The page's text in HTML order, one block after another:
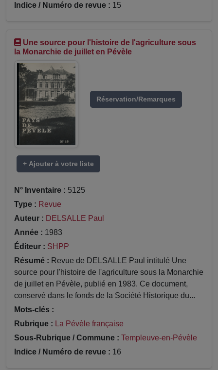
Indice / Numéro de revue : 15
Une source pour l'histoire de l'agriculture sous
la Monarchie de juillet en Pévèle
Réservation/Remarques
+ Ajouter à votre liste
N° Inventaire : 5125
Type : Revue
Auteur : DELSALLE Paul
Année : 1983
Éditeur : SHPP
Résumé : Revue de DELSALLE Paul intitulé Une
source pour l'histoire de l'agriculture sous la Monarchie
de juillet en Pévèle, publié en 1983. Ce document,
conservé dans le fonds de la Société Historique du...
Mots-clés :
Rubrique : La Pévèle française
Sous-Rubrique / Commune : Templeuve-en-Pévèle
Indice / Numéro de revue : 16